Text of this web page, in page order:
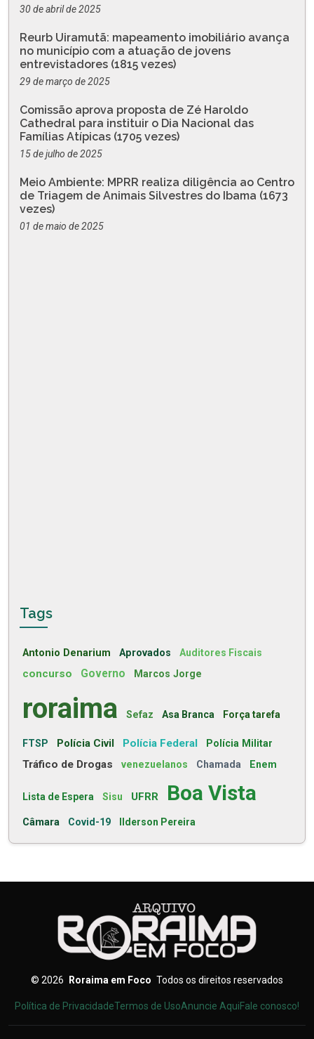
30 de abril de 2025
Reurb Uiramutã: mapeamento imobiliário avança
no município com a atuação de jovens
entrevistadores (1815 vezes)
29 de março de 2025
Comissão aprova proposta de Zé Haroldo
Cathedral para instituir o Dia Nacional das
Famílias Atípicas (1705 vezes)
15 de julho de 2025
Meio Ambiente: MPRR realiza diligência ao Centro
de Triagem de Animais Silvestres do Ibama (1673
vezes)
01 de maio de 2025
Tags
Antonio Denarium Aprovados Auditores Fiscais
concurso Governo Marcos Jorge
roraima Sefaz Asa Branca Força tarefa
FTSP Polícia Civil Polícia Federal Polícia Militar
Tráfico de Drogas venezuelanos Chamada Enem
Lista de Espera Sisu UFRR Boa Vista
Câmara Covid-19 Ilderson Pereira
© 2026 Roraima em Foco Todos os direitos reservados
Política de PrivacidadeTermos de UsoAnuncie AquiFale conosco!